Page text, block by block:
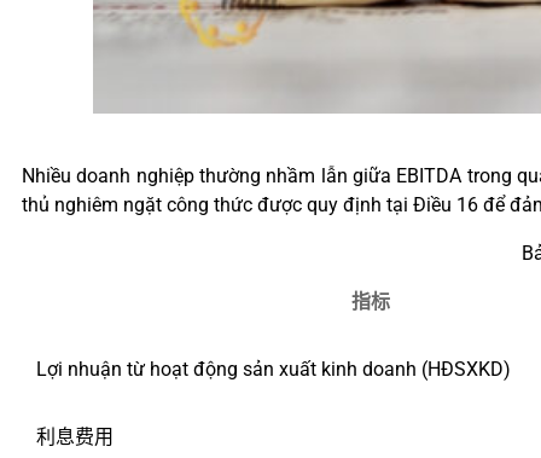
Nhiều doanh nghiệp thường nhầm lẫn giữa EBITDA trong
thủ nghiêm ngặt công thức được quy định tại Điều 16 để
指标
Lợi nhuận từ hoạt động sản xuất kinh doanh (HĐSXKD)
利息费用